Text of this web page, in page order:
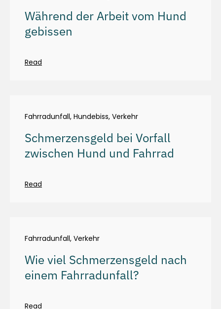
Während der Arbeit vom Hund
gebissen
Read
Fahrradunfall, Hundebiss, Verkehr
Schmerzensgeld bei Vorfall
zwischen Hund und Fahrrad
Read
Fahrradunfall, Verkehr
Wie viel Schmerzensgeld nach
einem Fahrradunfall?
Read